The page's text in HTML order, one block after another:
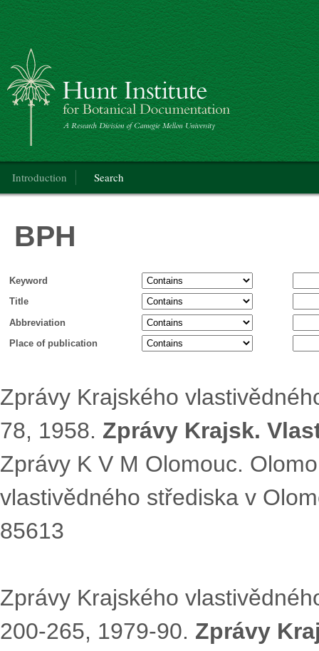
BPH
Introduction Search
BPH
Keyword
Title
Abbreviation
Place of publication
Zprávy Krajského
78, 1958. Zprávy Krajsk.
Zprávy K V M Olomouc.
vlastivědného střediska v
85613
Zprávy Krajského
200-265, 1979-90. Zprávy